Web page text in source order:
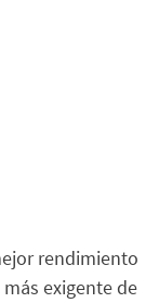
rendimiento
exigente de